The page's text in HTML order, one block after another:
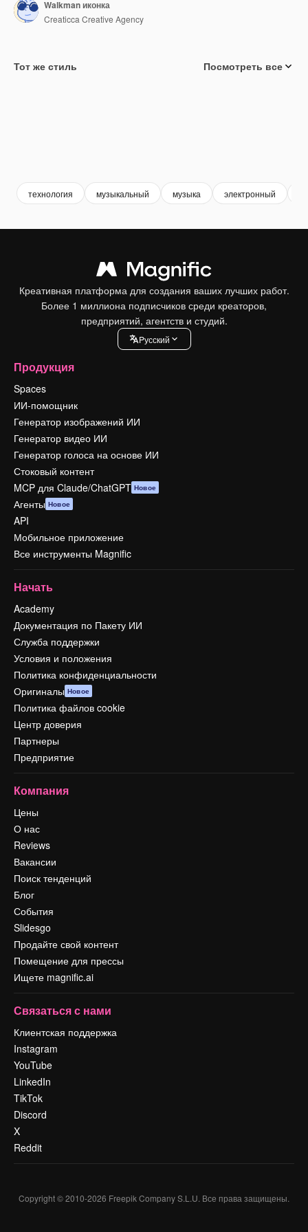
Walkman иконка
Creaticca Creative Agency
Тот же стиль Посмотреть все
технология музыкальный музыка электронный
Креативная платформа для создания ваших лучших работ.
Более 1 миллиона подписчиков среди креаторов,
предприятий, агентств и студий.
Pусский
Продукция
Spaces
ИИ-помощник
Генератор изображений ИИ
Генератор видео ИИ
Генератор голоса на основе ИИ
Стоковый контент
MCP для Claude/ChatGPT Новое
Агенты Новое
API
Мобильное приложение
Все инструменты Magnific
Начать
Academy
Документация по Пакету ИИ
Служба поддержки
Условия и положения
Политика конфиденциальности
Оригиналы Новое
Политика файлов cookie
Центр доверия
Партнеры
Предприятие
Компания
Цены
О нас
Reviews
Вакансии
Поиск тенденций
Блог
События
Slidesgo
Продайте свой контент
Помещение для прессы
Ищете magnific.ai
Связаться с нами
Клиентская поддержка
Instagram
YouTube
LinkedIn
TikTok
Discord
X
Reddit
Copyright © 2010-2026 Freepik Company S.L.U. Все права защищены.